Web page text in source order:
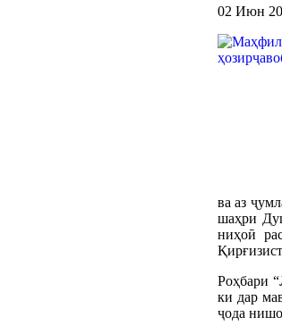
02 Июн
ва аз
шаҳри
ниҳоӣ
Роҳбари
ки дар
ҷода